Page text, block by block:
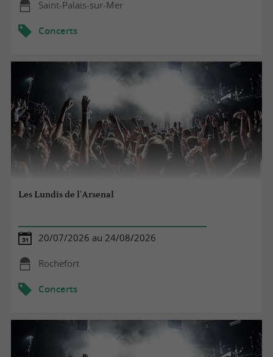
Saint-Palais-sur-Mer
Concerts
Les Lundis de l'Arsenal
20/07/2026 au 24/08/2026
Rochefort
Concerts